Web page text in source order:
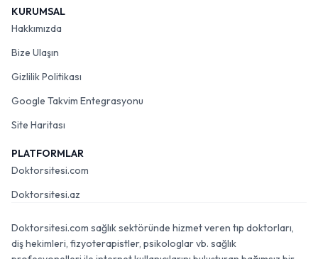
KURUMSAL
Hakkımızda
Bize Ulaşın
Gizlilik Politikası
Google Takvim Entegrasyonu
Site Haritası
PLATFORMLAR
Doktorsitesi.com
Doktorsitesi.az
Doktorsitesi.com sağlık sektöründe hizmet veren tıp doktorları,
diş hekimleri, fizyoterapistler, psikologlar vb. sağlık